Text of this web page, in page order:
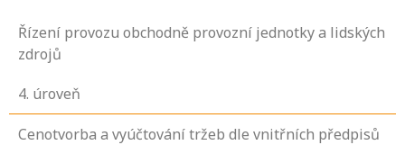
Řízení provozu obchodně provozní jednotky a lidských
zdrojů
4. úroveň
Cenotvorba a vyúčtování tržeb dle vnitřních předpisů